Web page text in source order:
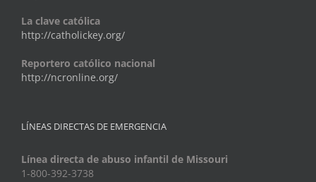
La clave católica
http://catholickey.org/
Reportero católico nacional
http://ncronline.org/
LÍNEAS DIRECTAS DE EMERGENCIA
Línea directa de abuso infantil de Missouri
1-800-392-3738